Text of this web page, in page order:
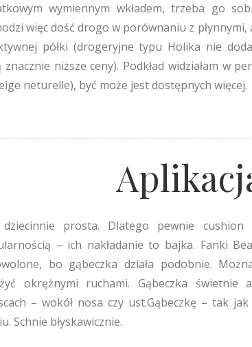
wymiennym wkładem, trzeba go
więc dość drogo w porównaniu z
półki (drogeryjne typu Holika nie
znacznie niższe ceny). Podkład widziałam w
neturelle), być może jest dostępnych więcej.
dziecinnie prosta. Dlatego pewnie
– ich nakładanie to bajka. Fanki
bo gąbeczka działa podobnie.
okrężnymi ruchami. Gąbeczka
– wokół nosa czy ust.Gąbeczkę – tak
Schnie błyskawicznie.